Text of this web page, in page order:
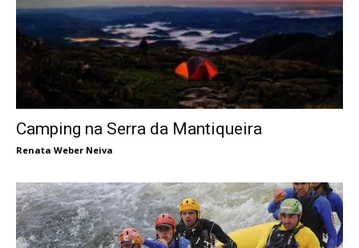
Camping na Serra da Mantiqueira
Renata Weber Neiva